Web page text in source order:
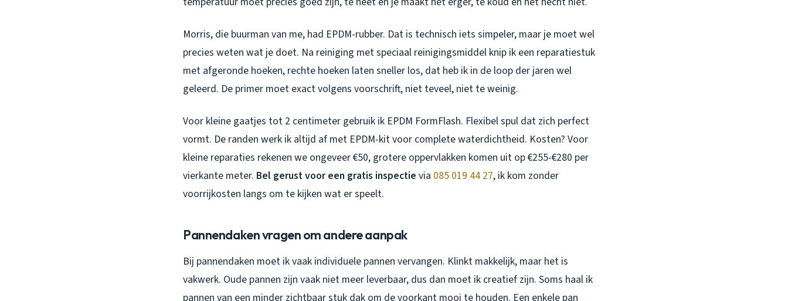
Morris, die buurman van me, had EPDM-rubber. Dat is technisch iets simpeler, maar je moet wel
precies weten wat je doet. Na reiniging met speciaal reinigingsmiddel knip ik een reparatiestuk
met afgeronde hoeken, rechte hoeken laten sneller los, dat heb ik in de loop der jaren wel
geleerd. De primer moet exact volgens voorschrift, niet teveel, niet te weinig.
Voor kleine gaatjes tot 2 centimeter gebruik ik EPDM FormFlash. Flexibel spul dat zich perfect
vormt. De randen werk ik altijd af met EPDM-kit voor complete waterdichtheid. Kosten? Voor
kleine reparaties rekenen we ongeveer €50, grotere oppervlakken komen uit op €255-€280 per
vierkante meter. Bel gerust voor een gratis inspectie via 085 019 44 27, ik kom zonder
voorrijkosten langs om te kijken wat er speelt.
Pannendaken vragen om andere aanpak
Bij pannendaken moet ik vaak individuele pannen vervangen. Klinkt makkelijk, maar het is
vakwerk. Oude pannen zijn vaak niet meer leverbaar, dus dan moet ik creatief zijn. Soms haal ik
pannen van een minder zichtbaar stuk dak om de voorkant mooi te houden. Een enkele pan